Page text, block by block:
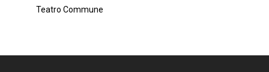
sustentando versões organizadas de si
Teatro Commune